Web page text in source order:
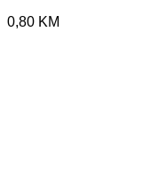
0,80 KM